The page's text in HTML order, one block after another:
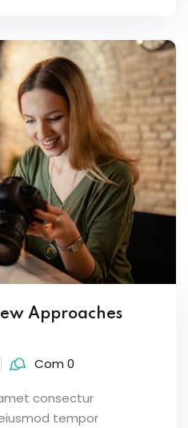
Approaches
Com 0
consectur
tempor